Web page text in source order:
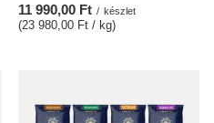
11 990,00 Ft / készlet
(23 980,00 Ft / kg)